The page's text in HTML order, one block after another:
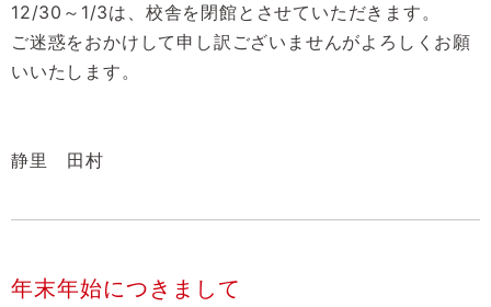
12/30～1/3は、校舎を閉館とさせていただきます。
ご迷惑をおかけして申し訳ございませんがよろしくお願
いいたします。
静里 田村
年末年始につきまして